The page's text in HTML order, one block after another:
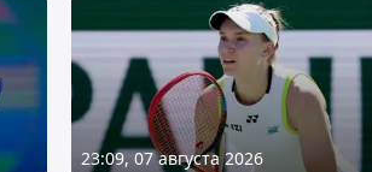
23:09, 07 августа 2026